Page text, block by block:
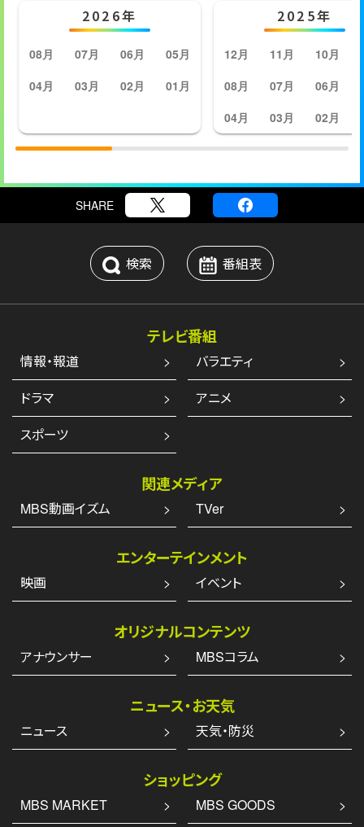
2026年
08月 07月 06月
05月
04月
03月 02月 01月
2025年
12月 11月 10月
08月
07月 06月
04月
03月 02月
SHARE
検索 番組表
テレビ番組
情報・報道
バラエティ
ドラマ
アニメ
スポーツ
関連メディア
MBS動画イズム TVer
エンターテインメント
映画 イベント
オリジナルコンテンツ
アナウンサー MBSコラム
ニュース・お天気
ニュース 天気・防災
ショッピング
MBS MARKET MBS GOODS